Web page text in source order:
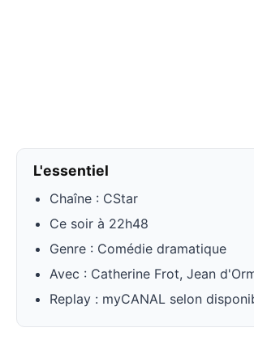
L'essentiel
Chaîne : CStar
Ce soir à 22h48
Genre : Comédie dramatique
Avec : Catherine Frot, Jean
Replay : myCANAL selon